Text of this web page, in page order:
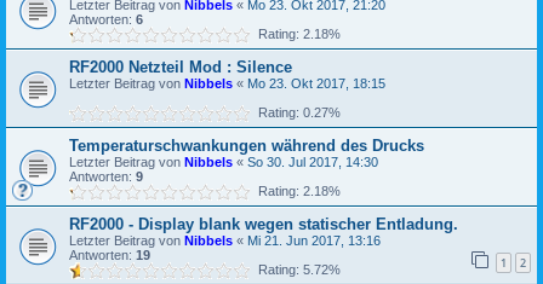
Letzter Beitrag von Nibbels « Mo 23. Okt 2017, 21:20
Antworten: 6
Rating: 2.18%
RF2000 Netzteil Mod : Silence
Letzter Beitrag von Nibbels « Mo 23. Okt 2017, 18:15
Rating: 0.27%
Temperaturschwankungen während des Drucks
Letzter Beitrag von Nibbels « So 30. Jul 2017, 14:30
Antworten: 9
Rating: 2.18%
RF2000 - Display blank wegen statischer Entladung.
Letzter Beitrag von Nibbels « Mi 21. Jun 2017, 13:16
Antworten: 19 1 2
Rating: 5.72%